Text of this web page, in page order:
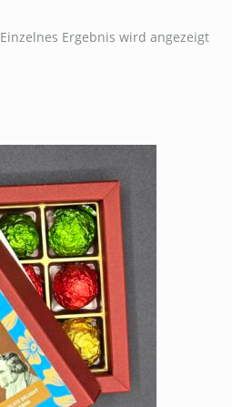
Einzelnes Ergebnis wird angezeigt